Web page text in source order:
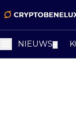
NIEUWS